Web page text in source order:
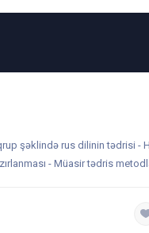
şəklində rus dilinin tədrisi -
- Müasir tədris